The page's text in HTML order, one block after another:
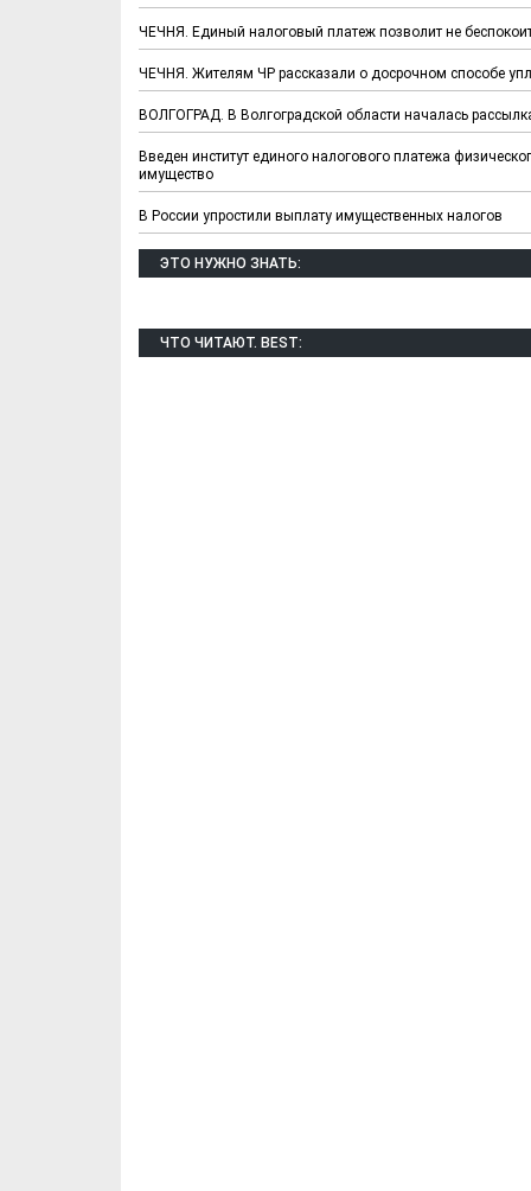
ЧЕЧНЯ. Единый налоговый платеж позволит не
ЧЕЧНЯ. Жителям ЧР рассказали о досрочном способе
ВОЛГОГРАД. В Волгоградской области началась
Введен институт единого налогового платежа
имущество
В России упростили выплату имущественных налогов
ЭТО НУЖНО ЗНАТЬ:
ЧТО ЧИТАЮТ. BEST: